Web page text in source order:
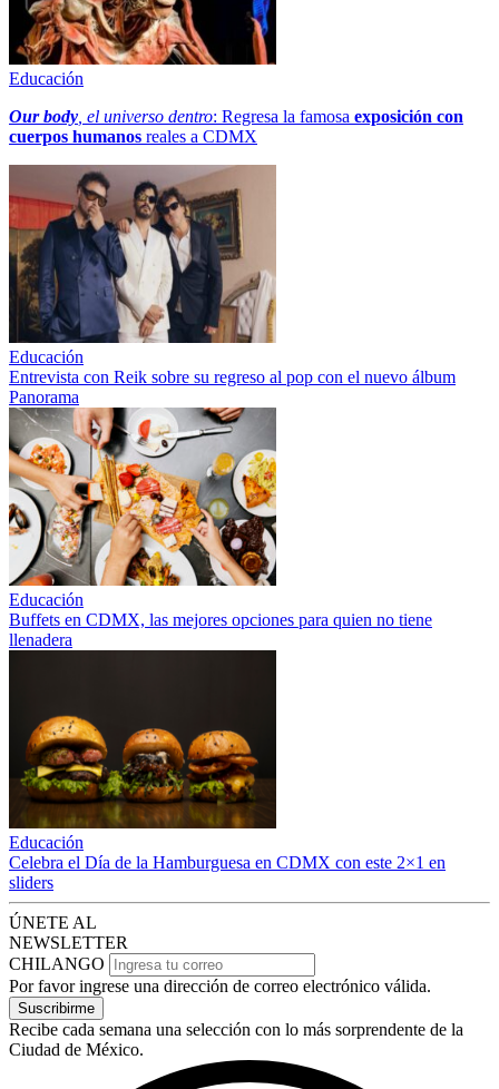
Educación
Our body , el universo dentro: Regresa la famosa exposición con
cuerpos humanos reales a CDMX
Educación
Entrevista con Reik sobre su regreso al pop con el nuevo álbum
Panorama
Educación
Buffets en CDMX, las mejores opciones para quien no tiene
llenadera
Educación
Celebra el Día de la Hamburguesa en CDMX con este 2×1 en
sliders
ÚNETE AL
NEWSLETTER
CHILANGO
Por favor ingrese una dirección de correo electrónico válida.
Suscribirme
Recibe cada semana una selección con lo más sorprendente de la
Ciudad de México.